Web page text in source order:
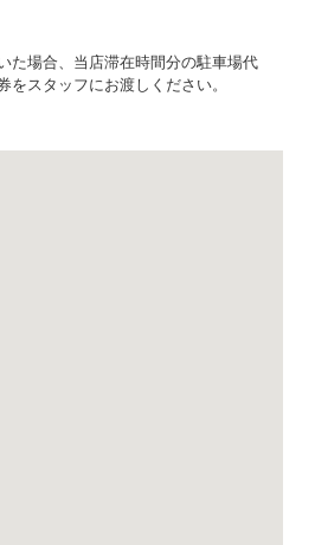
た場合、当店滞在時間分の駐車場代
をスタッフにお渡しください。